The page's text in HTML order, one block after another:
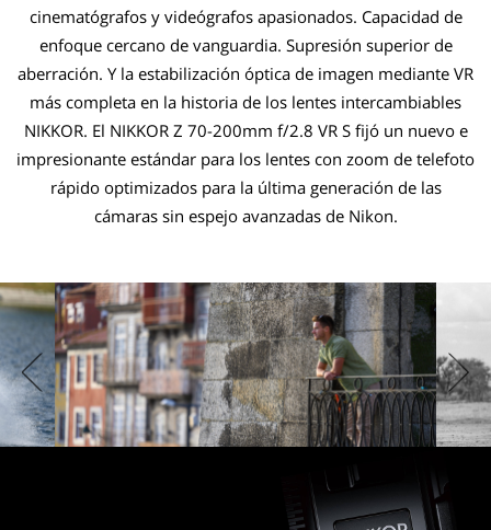
cinematógrafos y videógrafos apasionados. Capacidad de
enfoque cercano de vanguardia. Supresión superior de
aberración. Y la estabilización óptica de imagen mediante VR
más completa en la historia de los lentes intercambiables
NIKKOR. El NIKKOR Z 70-200mm f/2.8 VR S fijó un nuevo e
impresionante estándar para los lentes con zoom de telefoto
rápido optimizados para la última generación de las
cámaras sin espejo avanzadas de Nikon.